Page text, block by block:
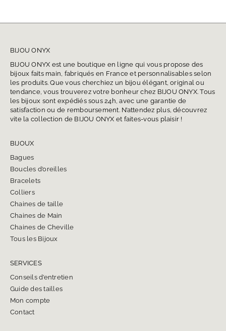
BIJOU ONYX
BIJOU ONYX est une boutique en ligne qui vous propose des
bijoux faits main, fabriqués en France et personnalisables selon
les produits. Que vous cherchiez un bijou élégant, original ou
tendance, vous trouverez votre bonheur chez BIJOU ONYX. Tous
les bijoux sont expédiés sous 24h, avec une garantie de
satisfaction ou de remboursement. N’attendez plus, découvrez
vite la collection de BIJOU ONYX et faites-vous plaisir !
BIJOUX
Bagues
Boucles d’oreilles
Bracelets
Colliers
Chaines de taille
Chaines de Main
Chaines de Cheville
Tous les Bijoux
SERVICES
Conseils d’entretien
Guide des tailles
Mon compte
Contact